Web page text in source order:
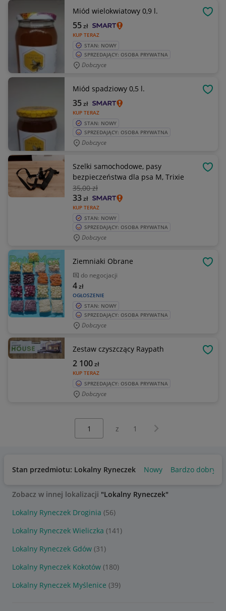
Miód wielokwiatowy 0,9 l.
KUP TERAZ
55zł
STAN: NOWY
SPRZEDAJĄCY: OSOBA PRYWATNA
Dobczyce
Miód spadziowy 0,5 l.
KUP TERAZ
35zł
STAN: NOWY
SPRZEDAJĄCY: OSOBA PRYWATNA
Dobczyce
Szelki samochodowe, pasy
bezpieczeństwa dla psa M, Trixie
35,00 zł
KUP TERAZ
33zł
STAN: NOWY
SPRZEDAJĄCY: OSOBA PRYWATNA
Dobczyce
Ziemniaki Obrane
do negocjacji
OGŁOSZENIE
4zł
STAN: NOWY
SPRZEDAJĄCY: OSOBA PRYWATNA
Dobczyce
Zestaw czyszczący Raypath
KUP TERAZ
2 100zł
SPRZEDAJĄCY: OSOBA PRYWATNA
Dobczyce
z 1 Następna strona
Stan przedmiotu: Lokalny Ryneczek Nowy Bardzo dobry
Zobacz w innej lokalizacji "Lokalny Ryneczek"
Lokalny Ryneczek Droginia (56)
Lokalny Ryneczek Wieliczka (141)
Lokalny Ryneczek Gdów (31)
Lokalny Ryneczek Kokotów (180)
Lokalny Ryneczek Myślenice (39)